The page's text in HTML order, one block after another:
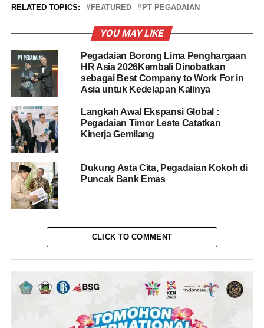
RELATED TOPICS: FEATURED PT PEGADAIAN
YOU MAY LIKE
Pegadaian Borong Lima Penghargaan
HR Asia 2026Kembali Dinobatkan
sebagai Best Company to Work For in
Asia untuk Kedelapan Kalinya
Langkah Awal Ekspansi Global :
Pegadaian Timor Leste Catatkan
Kinerja Gemilang
Dukung Asta Cita, Pegadaian Kokoh di
Puncak Bank Emas
CLICK TO COMMENT